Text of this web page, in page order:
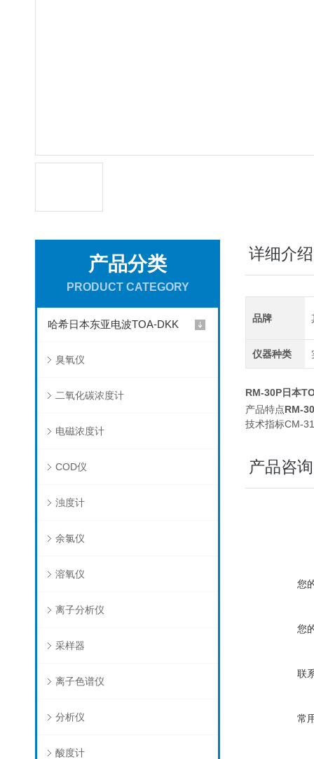
产品分类
PRODUCT CATEGORY
哈希日本东亚电波TOA-DKK
臭氧仪
二氧化碳浓度计
电磁浓度计
COD仪
浊度计
余氯仪
溶氧仪
离子分析仪
采样器
离子色谱仪
分析仪
酸度计
详细介绍
品牌
仪器种类
RM-30P日本
产品特点RM-
技术指标CM-
产品咨询
您
您
联
常